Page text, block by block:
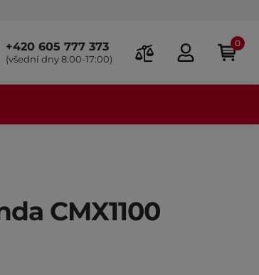
+420 605 777 373
(všední dny 8:00-17:00)
0
CMX1100